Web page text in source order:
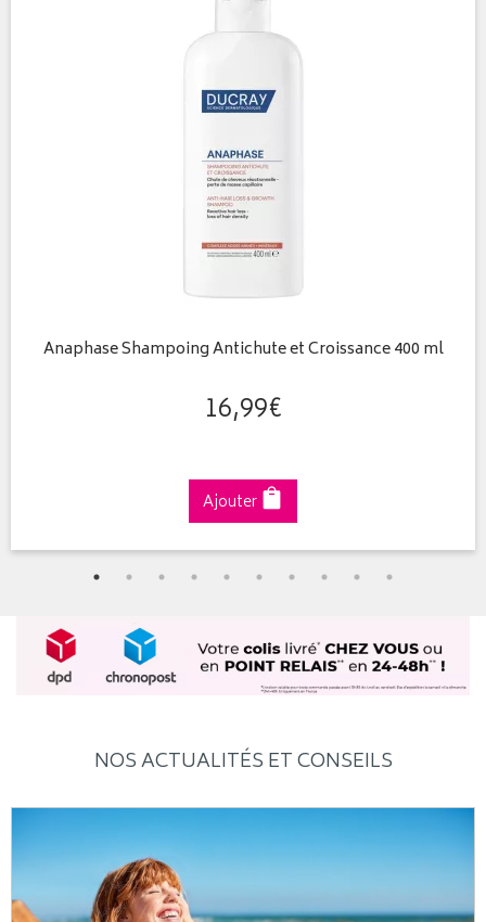
Anaphase Shampoing Antichute et Croissance 400 ml
16,99€
Ajouter
NOS ACTUALITÉS ET CONSEILS